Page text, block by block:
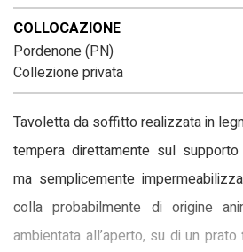
COLLOCAZIONE
Pordenone (PN)
Collezione privata
Tavoletta da soffitto realizzata in
tempera direttamente sul
ma semplicemente
colla probabilmente di origine
ambientata all’aperto, su di un